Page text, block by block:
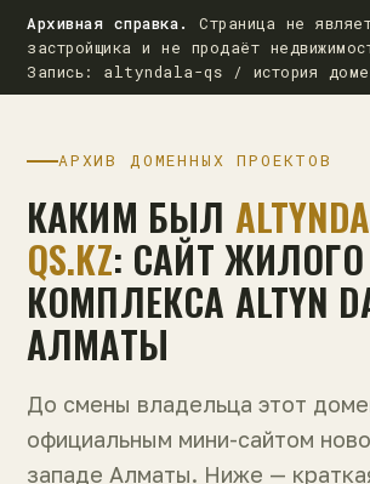
Архивная справка.
Страница не
застройщика и не продаёт
Запись: altyndala-qs / история
АРХИВ ДОМЕННЫХ ПРОЕКТОВ
КАКИМ БЫЛ
QS.KZ: САЙТ ЖИЛОГО
КОМПЛЕКСА ALTYN
АЛМАТЫ
До смены владельца этот
официальным мини-сайтом
западе Алматы. Ниже —